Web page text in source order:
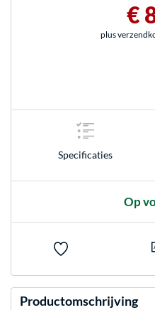
€
plus
Specificaties
Op
Productomschrijving